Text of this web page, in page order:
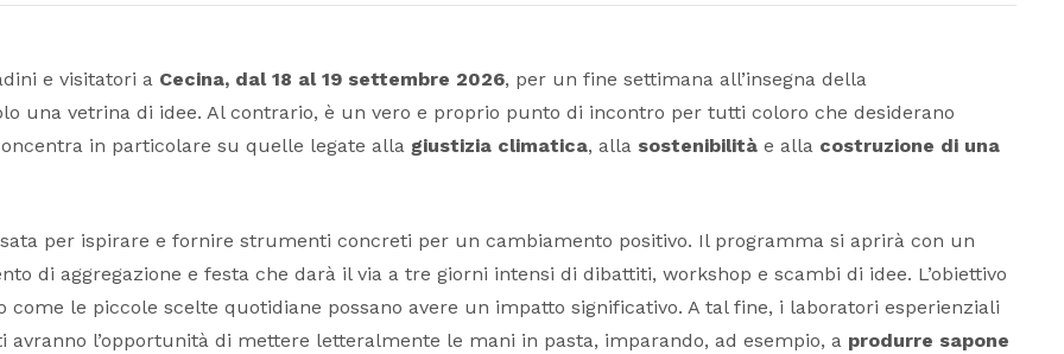
e visitatori a Cecina, dal 18 al 19 settembre 2026, per un fine settimana all’insegna della
una vetrina di idee. Al contrario, è un vero e proprio punto di incontro per tutti coloro che desiderano
in particolare su quelle legate alla giustizia climatica, alla sostenibilità e alla costruzione di una
per ispirare e fornire strumenti concreti per un cambiamento positivo. Il programma si aprirà con un
di aggregazione e festa che darà il via a tre giorni intensi di dibattiti, workshop e scambi di idee. L’obiettivo
come le piccole scelte quotidiane possano avere un impatto significativo. A tal fine, i laboratori esperienziali
l’opportunità di mettere letteralmente le mani in pasta, imparando, ad esempio, a produrre sapone